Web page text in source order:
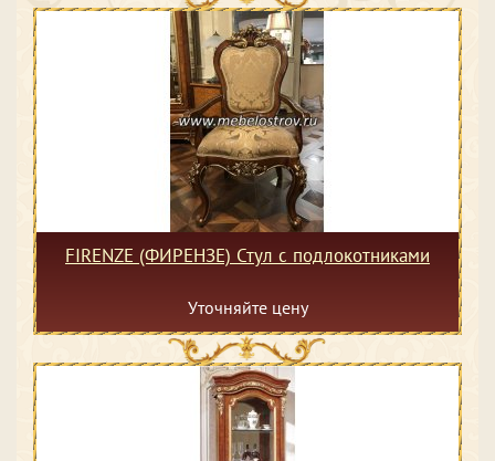
FIRENZE (ФИРЕНЗЕ) Стул с подлокотниками
Уточняйте цену